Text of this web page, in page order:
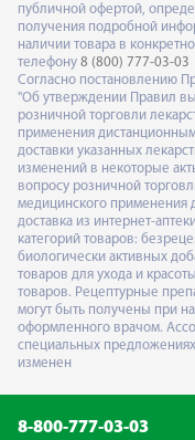
публичной офертой,
получения подробной
наличии товара в
телефону 8 (800) 777-03-03
Согласно постановлению
"Об утверждении Правил
розничной торговли
применения
доставки указанных
изменений в некоторые
вопросу розничной
медицинского применения
доставка из интернет-
категорий товаров:
биологически активных
товаров для ухода и
товаров. Рецептурные
могут быть получены при
оформленного врачом.
специальных
изменен
8-800-777-03-03